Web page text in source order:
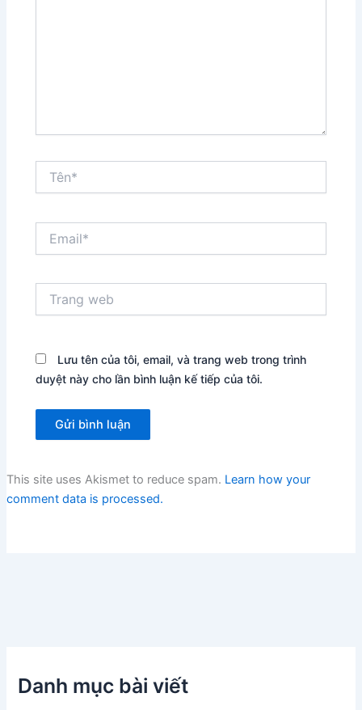
web
Lưu tên của tôi, email, và trang web trong trình
duyệt này cho lần bình luận kế tiếp của tôi.
This site uses Akismet to reduce spam. Learn how your
comment data is processed.
Danh mục bài viết